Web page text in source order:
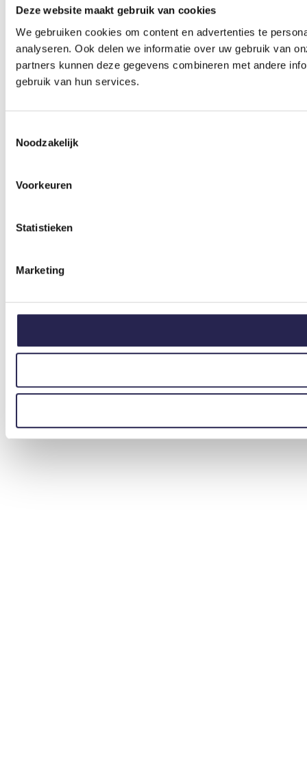
Deze website maakt gebruik van cookies
We gebruiken cookies om content en advertenties te
analyseren. Ook delen we informatie over uw gebruik van
partners kunnen deze gegevens combineren met andere
gebruik van hun services.
Noodzakelijk
Voorkeuren
Statistieken
Marketing